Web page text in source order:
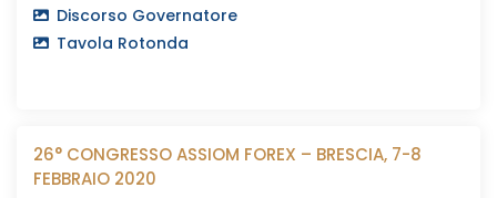
Discorso Governatore
Tavola Rotonda
26° CONGRESSO ASSIOM FOREX – BRESCIA, 7-8
FEBBRAIO 2020